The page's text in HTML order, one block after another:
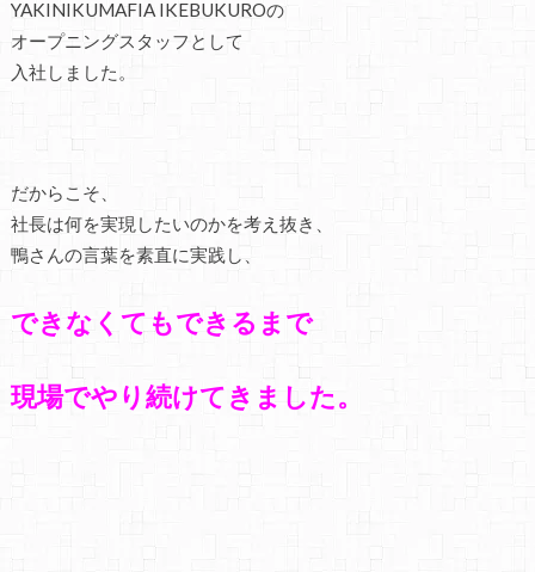
YAKINIKUMAFIA IKEBUKUROの
オープニングスタッフとして
入社しました。
だからこそ、
社長は何を実現したいのかを考え抜き、
鴨さんの言葉を素直に実践し、
できなくてもできるまで
現場でやり続けてきました。